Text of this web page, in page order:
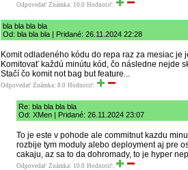
Odpovedať Známka: 10.0 Hodnotiť:
bla bla bla bla
Od: bla bla bla | Pridané: 26.11.2024 22:28
Komit odladeného kódu do repa raz za mesiac je
Komitovať každú minútu kód, čo následne nejde
Stačí čo komit not bag but feature...
Odpovedať Známka: 8.0 Hodnotiť:
Re: bla bla bla bla
Od: XMen | Pridané: 26.11.2024 23:07
To je este v pohode ale commitnut kazdu
rozbije tym moduly alebo deployment aj pre
cakaju, az sa to da dohromady, to je hyper
Odpovedať Známka: 10.0 Hodnotiť: